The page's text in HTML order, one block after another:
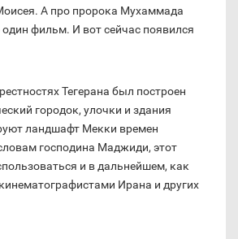
А про пророка Мухаммада
фильм. И вот сейчас появился
Тегерана был построен
городок, улочки и здания
ландшафт Мекки времен
господина Маджиди, этот
и в дальнейшем, как
Ирана и других